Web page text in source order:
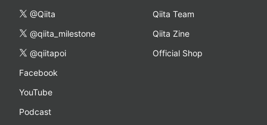
@Qiita
@qiita_milestone
@qiitapoi
Facebook
YouTube
Podcast
Qiita Team
Qiita Zine
Official Shop